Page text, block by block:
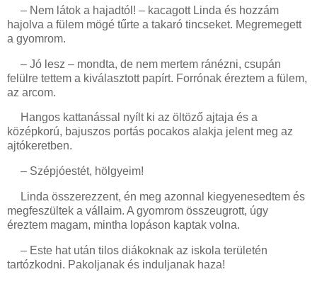
– Nem látok a hajadtól! – kacagott Linda és hozzám
hajolva a fülem mögé tűrte a takaró tincseket. Megremegett
a gyomrom.
– Jó lesz – mondta, de nem mertem ránézni, csupán
felülre tettem a kiválasztott papírt. Forrónak éreztem a fülem,
az arcom.
Hangos kattanással nyílt ki az öltöző ajtaja és a
középkorú, bajuszos portás pocakos alakja jelent meg az
ajtókeretben.
– Szépjóestét, hölgyeim!
Linda összerezzent, én meg azonnal kiegyenesedtem és
megfeszültek a vállaim. A gyomrom összeugrott, úgy
éreztem magam, mintha lopáson kaptak volna.
– Este hat után tilos diákoknak az iskola területén
tartózkodni. Pakoljanak és induljanak haza!